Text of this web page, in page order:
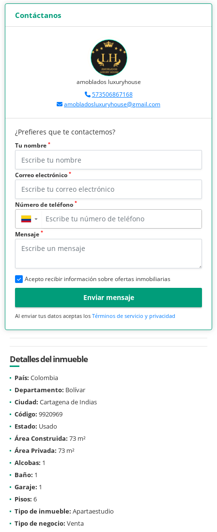
Contáctanos
amoblados luxuryhouse
573506867168
amobladosluxuryhouse@gmail.com
¿Prefieres que te contactemos?
Tu nombre *
Correo electrónico *
Número de teléfono *
▼
Mensaje *
Acepto recibir información sobre ofertas inmobiliarias
Enviar mensaje
Al enviar tus datos aceptas los Términos de servicio y privacidad
Detalles del inmueble
País: Colombia
Departamento: Bolívar
Ciudad: Cartagena de Indias
Código: 9920969
Estado: Usado
Área Construida: 73 m²
Área Privada: 73 m²
Alcobas: 1
Baño: 1
Garaje: 1
Pisos: 6
Tipo de inmueble: Apartaestudio
Tipo de negocio: Venta